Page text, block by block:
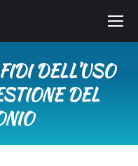
DELL’USO
DEL